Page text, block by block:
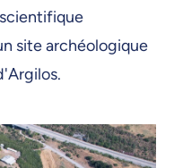
site archéologique